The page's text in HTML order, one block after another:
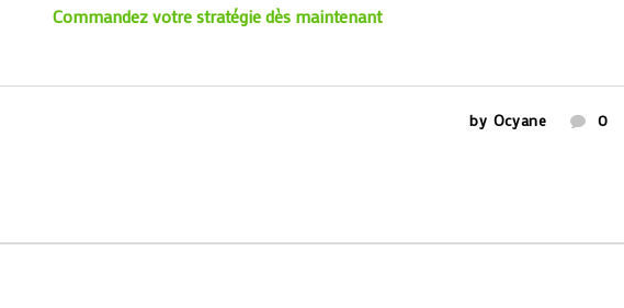
Commandez votre stratégie dès maintenant
by Ocyane 0